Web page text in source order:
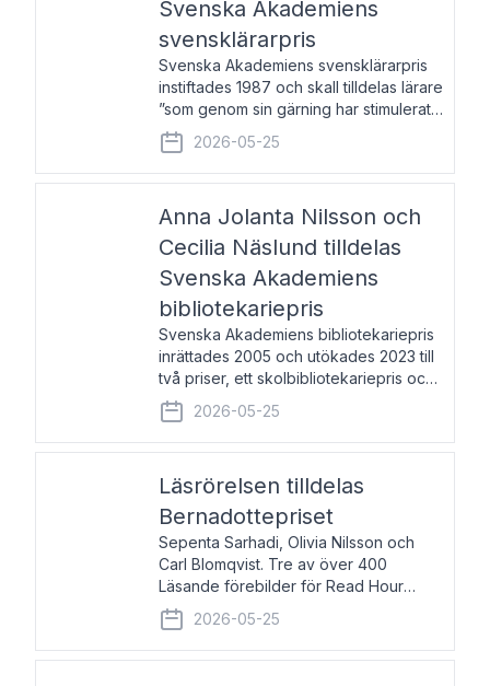
Svenska Akademiens
svensklärarpris
Svenska Akademiens svensklärarpris
instiftades 1987 och skall tilldelas lärare
”som genom sin gärning har stimulerat
intresset hos unga människor för
svenska språket och litteraturen”.
Prisutdelning och samtal med
2026-05-25
Anna Jolanta Nilsson och
Cecilia Näslund tilldelas
Svenska Akademiens
bibliotekariepris
Svenska Akademiens bibliotekariepris
inrättades 2005 och utökades 2023 till
två priser, ett skolbibliotekariepris och
ett folkbibliotekariepris. Priserna skall
tilldelas bibliotekarier vid svenska folk-
och skolbibliotek som gjort värdefull
2026-05-25
Läsrörelsen tilldelas
Bernadottepriset
Sepenta Sarhadi, Olivia Nilsson och
Carl Blomqvist. Tre av över 400
Läsande förebilder för Read Hour
Sverige. Foto: Michael Wall. Den ideella
föreningen Läsrörelsen tilldelas
Bernadottepriset 2026 för att den
2026-05-25